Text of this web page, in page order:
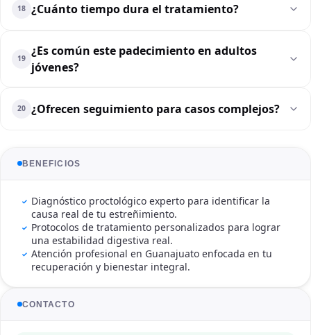
18 ¿Cuánto tiempo dura el tratamiento?
19
¿Es común este padecimiento en adultos
jóvenes?
20 ¿Ofrecen seguimiento para casos complejos?
BENEFICIOS
Diagnóstico proctológico experto para identificar la
causa real de tu estreñimiento.
Protocolos de tratamiento personalizados para lograr
una estabilidad digestiva real.
Atención profesional en Guanajuato enfocada en tu
recuperación y bienestar integral.
CONTACTO